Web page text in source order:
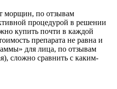
морщин, по отзывам
процедурой в решении
купить почти в каждой
препарата не равна и
для лица, по отзывам
сложно сравнить с каким-